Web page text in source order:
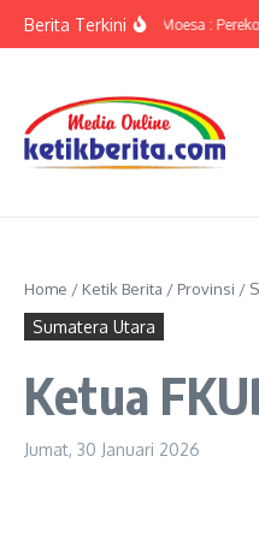
Berita Terkini
Ameriza Ma’ruf Moesa :
Home / Ketik Berita / Provinsi /
Sumatera Utara
Ketua
Jumat, 30 Januari 2026